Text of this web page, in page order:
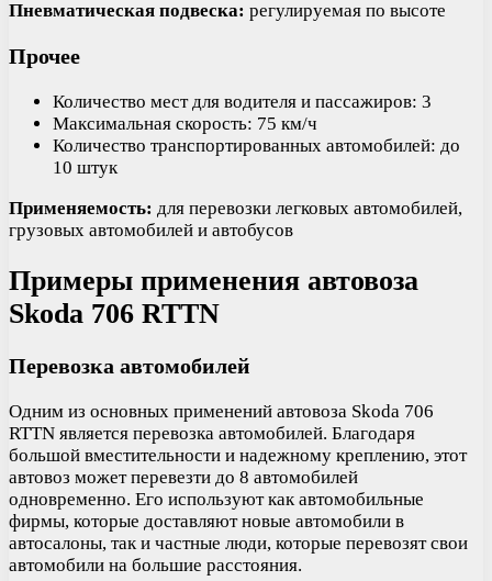
Пневматическая подвеска: регулируемая по высоте
Прочее
Количество мест для водителя и пассажиров: 3
Максимальная скорость: 75 км/ч
Количество транспортированных автомобилей: до
10 штук
Применяемость: для перевозки легковых автомобилей,
грузовых автомобилей и автобусов
Примеры применения автовоза
Skoda 706 RTTN
Перевозка автомобилей
Одним из основных применений автовоза Skoda 706
RTTN является перевозка автомобилей. Благодаря
большой вместительности и надежному креплению, этот
автовоз может перевезти до 8 автомобилей
одновременно. Его используют как автомобильные
фирмы, которые доставляют новые автомобили в
автосалоны, так и частные люди, которые перевозят свои
автомобили на большие расстояния.